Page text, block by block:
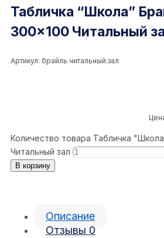
Табличка “Школа”
300×100 Читальный
Артикул: брайль.читальный.зал
Количество товара Табличка
Читальный зал
В корзину
Описание
Отзывы 0